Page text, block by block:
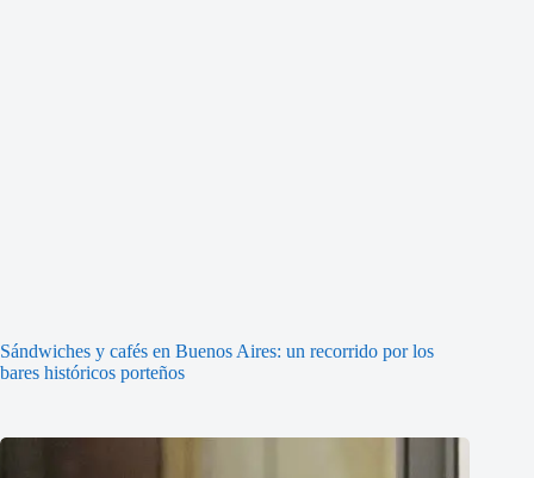
Sándwiches y cafés en Buenos Aires: un recorrido por los
bares históricos porteños